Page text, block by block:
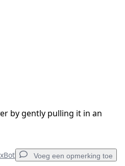
by gently pulling it in an
Voeg een opmerking toe